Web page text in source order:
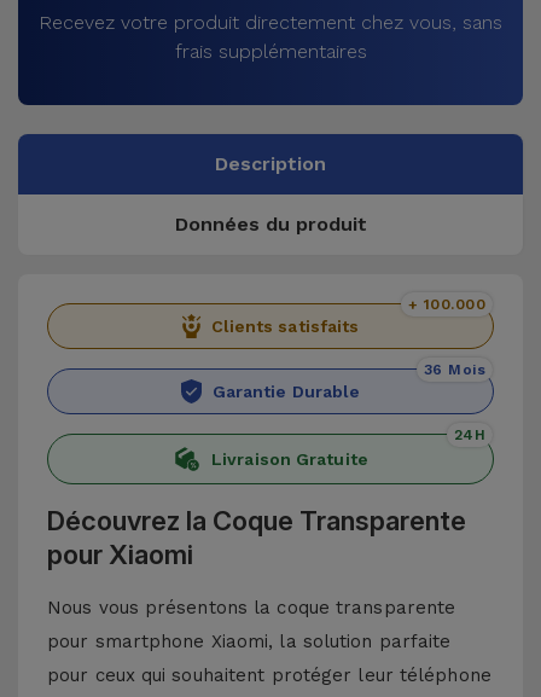
Recevez votre produit directement chez vous, sans
frais supplémentaires
Description
Données du produit
Clients satisfaits
+ 100.000
Garantie Durable
36 Mois
Livraison Gratuite
24H
Découvrez la Coque Transparente
pour Xiaomi
Nous vous présentons la coque transparente
pour smartphone Xiaomi, la solution parfaite
pour ceux qui souhaitent protéger leur téléphone